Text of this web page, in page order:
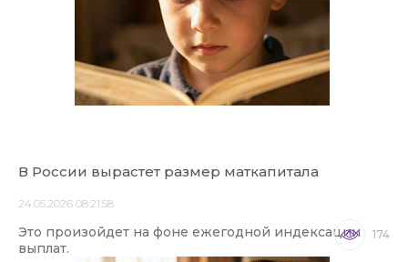
В России вырастет размер маткапитала
24.05.2026 08:21:58
Это произойдет на фоне ежегодной индексации
выплат.
174